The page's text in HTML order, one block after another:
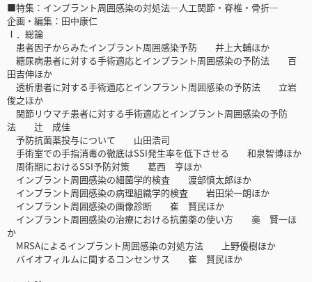
■特集：インプラント周囲感染の対処法―人工関節・脊椎・骨折―
企画・編集：田中康仁
Ⅰ．総論
患者因子からみたインプラント周囲感染予防 井上大輔ほか
糖尿病患者に対する手術適応とインプラント周囲感染の予防法 百
田吉伸ほか
透析患者に対する手術適応とインプラント周囲感染の予防法 立岩
俊之ほか
関節リウマチ患者に対する手術適応とインプラント周囲感染の予防
法 辻 成佳
予防抗菌薬投与について 山田浩司
手術室での手指消毒の徹底はSSI発生率を低下させる 和泉智博ほか
周術期におけるSSI予防対策 葛西 亨ほか
インプラント周囲感染の細菌学的検査 渡部慎太郎ほか
インプラント周囲感染の病理組織学的検査 岩田栄一朗ほか
インプラント周囲感染の画像診断 崔 賢民ほか
インプラント周囲感染の治療における抗菌薬の使い方 䯨 賢一ほ
か
MRSAによるインプラント周囲感染の対処方法 上野優樹ほか
バイオフィルムに関するコンセンサス 崔 賢民ほか